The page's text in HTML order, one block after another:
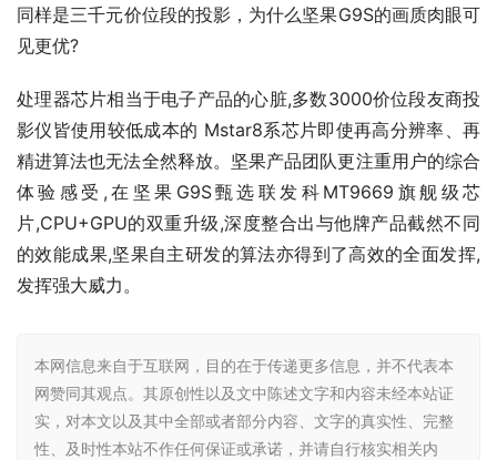
同样是三千元价位段的投影，为什么坚果G9S的画质肉眼可
见更优?
处理器芯片相当于电子产品的心脏,多数3000价位段友商投
影仪皆使用较低成本的 Mstar8系芯片即使再高分辨率、再
精进算法也无法全然释放。坚果产品团队更注重用户的综合
体验感受,在坚果G9S甄选联发科MT9669旗舰级芯
片,CPU+GPU的双重升级,深度整合出与他牌产品截然不同
的效能成果,坚果自主研发的算法亦得到了高效的全面发挥,
发挥强大威力。
本网信息来自于互联网，目的在于传递更多信息，并不代表本
网赞同其观点。其原创性以及文中陈述文字和内容未经本站证
实，对本文以及其中全部或者部分内容、文字的真实性、完整
性、及时性本站不作任何保证或承诺，并请自行核实相关内